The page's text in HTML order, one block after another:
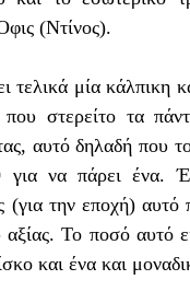
(Ντίνος).
τελικά μία κάλπικη
στερείτο τα
αυτό δηλαδή που
την εποχή) αυτό
Το ποσό αυτό
και ένα και